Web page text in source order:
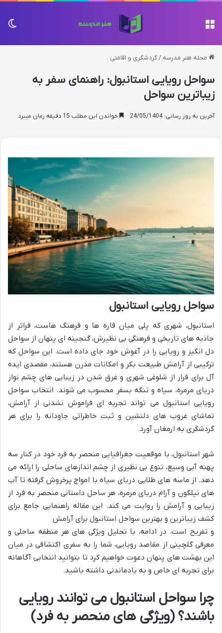
مجله هنر مدرسه /گردشگری و اقامتی
سواحل رویایی استانبول: راهنمای سفر به
زیباترین سواحل
آخرین به روز رسانی: 24/05/1404 خواندن این مطلب 15 دقیقه زمان میبرد
سواحل رویایی استانبول
استانبول، شهری که پلی میان قاره ها و فرهنگ هاست، فراتر از
جاذبه های تاریخی و فرهنگی بی نظیرش، گنجینه ای پنهان از سواحل
دل انگیز و رویایی را در آغوش خود جای داده است. این سواحل که
ترکیبی از آرامش طبیعت بکر و امکانات مدرن هستند، مقصدی ایده
آل برای فرار از شلوغی شهری و غرق شدن در زیبایی های چشم نواز
دریای مرمره، سیاه و تنگه بسفر محسوب می شوند. انتخاب سواحل
رویایی استانبول می تواند تجربه ای فراموش نشدنی از آرامش،
تماشای غروب های دلنشین و ثبت خاطراتی جاودانه را برای هر
گردشگری به ارمغان آورد.
شهر استانبول، با موقعیت جغرافیایی منحصر به فرد خود در کنار سه
پهنه آبی وسیع، تنوع بی نظیری از چشم اندازهای ساحلی را ارائه می
دهد. از ماسه های طلایی دریای سیاه با امواج پرخروش گرفته تا آب
های نیلگون و آرام دریای مرمره، هر ساحل داستانی منحصر به فرد از
زیبایی و آرامش را روایت می کند. این مقاله راهنمایی جامع برای
کشف زیباترین و بهترین سواحل استانبول برای آرامش
و تفریح است. در ادامه، با تحلیل ویژگی های هر منطقه ساحلی و
معرفی گلچینی از مقاصد رویایی، شما را به سفری اکتشافی در میان
این بهشت های پنهان دعوت خواهیم کرد تا بتوانید انتخابی آگاهانه
برای تجربه ای خاص و به یادماندنی داشته باشید.
چرا سواحل استانبول می توانند رویایی
باشند؟ (ویژگی های منحصر به فرد)